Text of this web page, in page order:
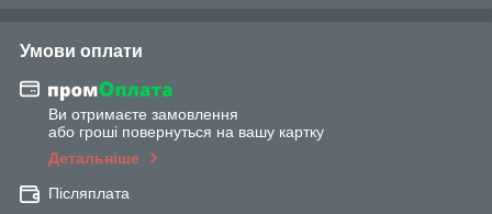
Умови оплати
Ви отримаєте замовлення
або гроші повернуться на вашу картку
Детальніше
Післяплата